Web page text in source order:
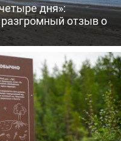
дня»:
отзыв о